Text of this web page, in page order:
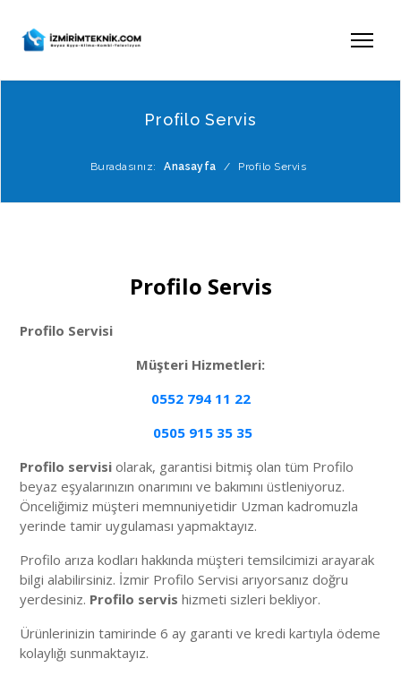
Profilo Servis
Buradasınız: Anasayfa / Profilo Servis
Profilo Servis
Profilo Servisi
Müşteri Hizmetleri:
0552 794 11 22
0505 915 35 35
Profilo servisi olarak, garantisi bitmiş olan tüm Profilo
beyaz eşyalarınızın onarımını ve bakımını üstleniyoruz.
Önceliğimiz müşteri memnuniyetidir Uzman kadromuzla
yerinde tamir uygulaması yapmaktayız.
Profilo arıza kodları hakkında müşteri temsilcimizi arayarak
bilgi alabilirsiniz. İzmir Profilo Servisi arıyorsanız doğru
yerdesiniz. Profilo servis hizmeti sizleri bekliyor.
Ürünlerinizin tamirinde 6 ay garanti ve kredi kartıyla ödeme
kolaylığı sunmaktayız.